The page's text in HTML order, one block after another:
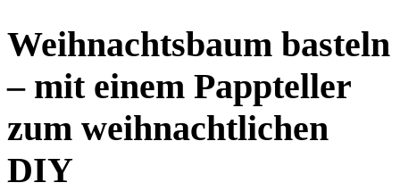
Weihnachtsbaum basteln
– mit einem Pappteller
zum weihnachtlichen
DIY